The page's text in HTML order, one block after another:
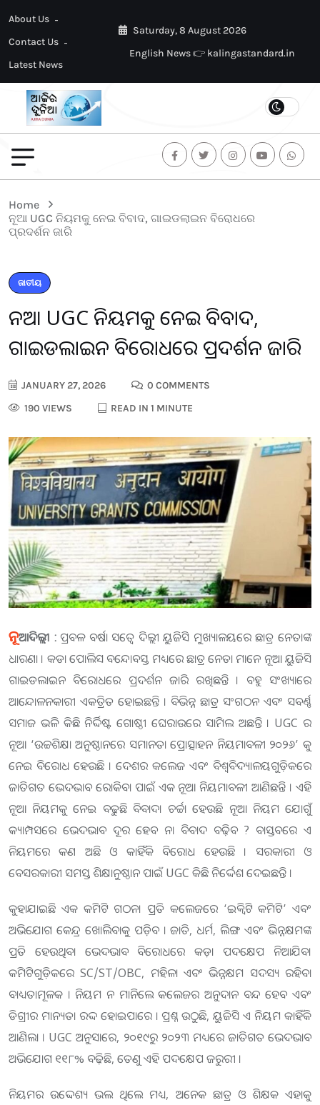
About Us
Contact Us
Latest News
Saturday, 8 August 2026
English News 👉 kalingastandard.in
Home
ନୂଆ UGC ନିୟମକୁ ନେଇ ବିବାଦ, ଗାଇଡଲାଇନ ବିରୋଧରେ
ପ୍ରଦର୍ଶନ ଜାରି
ଜାତୀୟ
ନୂଆ UGC ନିୟମକୁ ନେଇ ବିବାଦ,
ଗାଇଡଲାଇନ ବିରୋଧରେ ପ୍ରଦର୍ଶନ ଜାରି
JANUARY 27, 2026
0 COMMENTS
190 VIEWS
READ IN 1 MINUTE
ନୂଆଦିଲ୍ଲୀ :ପ୍ରବଳ ବର୍ଷା ସତ୍ୱେ ଦିଲ୍ଲୀ ୟୁଜିସି ମୁଖ୍ୟାଳୟରେ ଛାତ୍ର ନେତାଙ୍କ
ଧାରଣା । କଡା ପୋଲିସ ବନ୍ଦୋବସ୍ତ ମଧ୍ୟରେ ଛାତ୍ର ନେତା ମାନେ ନୂଆ ୟୁଜିସି
ଗାଇଡଲାଇନ ବିରୋଧରେ ପ୍ରଦର୍ଶନ ଜାରି ରଖିଛନ୍ତି । ବହୁ ସଂଖ୍ୟାରେ
ଆନ୍ଦୋଳନକାରୀ ଏକତ୍ରିତ ହୋଇଛନ୍ତି । ବିଭିନ୍ନ ଛାତ୍ର ସଂଗଠନ ଏବଂ ସବର୍ଣ୍ଣ
ସମାଜ ଭଳି କିଛି ନିର୍ଦ୍ଦିଷ୍ଟ ଗୋଷ୍ଠୀ ଘେରାଉରେ ସାମିଲ ଅଛନ୍ତି । UGC ର
ନୂଆ ‘ଉଚ୍ଚଶିକ୍ଷା ଅନୁଷ୍ଠାନରେ ସମାନତା ପ୍ରୋତ୍ସାହନ ନିୟମାବଳୀ ୨୦୨୬’ କୁ
ନେଇ ବିରୋଧ ହେଉଛି । ଦେଶର କଲେଜ ଏବଂ ବିଶ୍ୱବିଦ୍ୟାଳୟଗୁଡ଼ିକରେ
ଜାତିଗତ ଭେଦଭାବ ରୋକିବା ପାଇଁ ଏକ ନୂଆ ନିୟମାବଳୀ ଆଣିଛନ୍ତି । ଏହି
ନୂଆ ନିୟମକୁ ନେଇ ବଢୁଛି ବିବାଦ। ଚର୍ଚ୍ଚା ହେଉଛି ନୂଆ ନିୟମ ଯୋଗୁଁ
କ୍ୟାମ୍ପସରେ ଭେଦଭାବ ଦୂର ହେବ ନା ବିବାଦ ବଢ଼ିବ ? ବାସ୍ତବରେ ଏ
ନିୟମରେ କଣ ଅଛି ଓ କାହିଁକି ବିରୋଧ ହେଉଛି । ସରକାରୀ ଓ
ବେସରକାରୀ ସମସ୍ତ ଶିକ୍ଷାନୁଷ୍ଠାନ ପାଇଁ UGC କିଛି ନିର୍ଦ୍ଦେଶ ଦେଇଛନ୍ତି ।
କୁହାଯାଇଛି ଏକ କମିଟି ଗଠନ। ପ୍ରତି କଲେଜରେ ‘ଇକ୍ୱିଟି କମିଟି’ ଏବଂ
ଅଭିଯୋଗ କେନ୍ଦ୍ର ଖୋଲିବାକୁ ପଡ଼ିବ । ଜାତି, ଧର୍ମ, ଲିଙ୍ଗ ଏବଂ ଭିନ୍ନକ୍ଷମଙ୍କ
ପ୍ରତି ହେଉଥିବା ଭେଦଭାବ ବିରୋଧରେ କଡ଼ା ପଦକ୍ଷେପ ନିଆଯିବ।
କମିଟିଗୁଡ଼ିକରେ SC/ST/OBC, ମହିଳା ଏବଂ ଭିନ୍ନକ୍ଷମ ସଦସ୍ୟ ରହିବା
ବାଧ୍ୟତାମୂଳକ । ନିୟମ ନ ମାନିଲେ କଲେଜର ଅନୁଦାନ ବନ୍ଦ ହେବ ଏବଂ
ଡିଗ୍ରୀର ମାନ୍ୟତା ରଦ୍ଦ ହୋଇପାରେ । ପ୍ରଶ୍ନ ଉଠୁଛି, ୟୁଜିସି ଏ ନିୟମ କାହିଁକି
ଆଣିଲା । UGC ଅନୁସାରେ, ୨୦୧୯ରୁ ୨୦୨୩ ମଧ୍ୟରେ ଜାତିଗତ ଭେଦଭାବ
ଅଭିଯୋଗ ୧୧୮% ବଢ଼ିଛି, ତେଣୁ ଏହି ପଦକ୍ଷେପ ଜରୁରୀ ।
ନିୟମର ଉଦ୍ଦେଶ୍ୟ ଭଲ ଥିଲେ ମଧ୍ୟ, ଅନେକ ଛାତ୍ର ଓ ଶିକ୍ଷକ ଏହାକୁ